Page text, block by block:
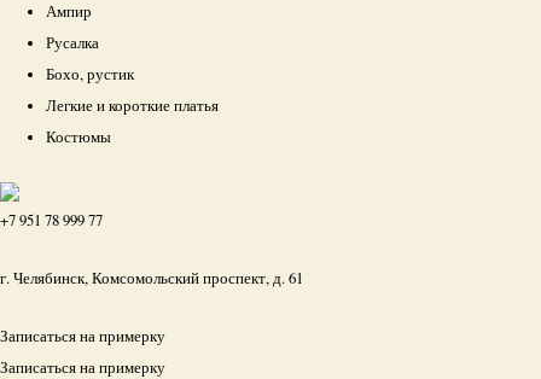
Ампир
Русалка
Бохо, рустик
Легкие и короткие платья
Костюмы
+7 951 78 999 77
г. Челябинск, Комсомольский проспект, д. 61
Записаться на примерку
Записаться на примерку